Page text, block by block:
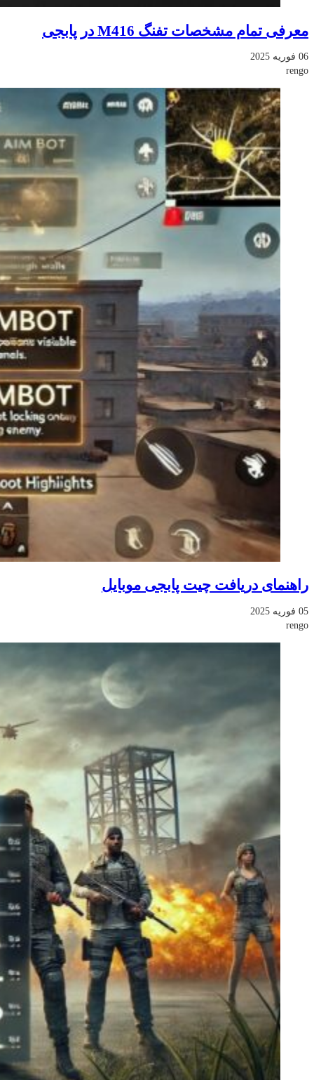
معرفی تمام مشخصات تفنگ M416 در پابجی
06 فوریه 2025
rengo
راهنمای دریافت چیت پابجی موبایل
05 فوریه 2025
rengo